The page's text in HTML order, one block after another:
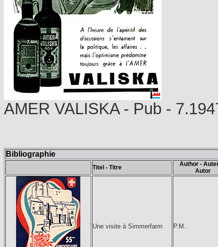
AMER VALISKA - Pub -
Bibliographie
Titel - Titre
Author -
Autor
Une visite à Simmerfarm P.M.